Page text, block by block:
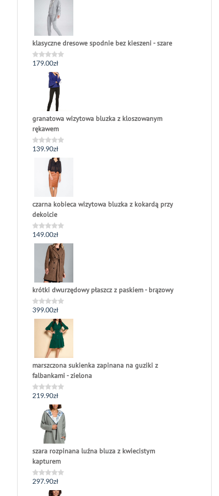
klasyczne dresowe spodnie bez kieszeni - szare
Oceniono
179.00zł
granatowa wizytowa bluzka z kloszowanym
rękawem
Oceniono
139.90zł
czarna kobieca wizytowa bluzka z kokardą przy
dekolcie
Oceniono
0
149.00zł
krótki dwurzędowy płaszcz z paskiem - brązowy
Oceniono
0
399.00zł
marszczona sukienka zapinana na guziki z
falbankami - zielona
Oceniono
219.90zł
szara rozpinana luźna bluza z kwiecistym
kapturem
Oceniono
297.90zł